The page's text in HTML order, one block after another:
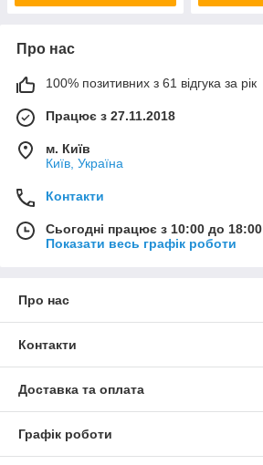
Про нас
100% позитивних з 61 відгука за рік
Працює з 27.11.2018
м. Київ
Київ, Україна
Контакти
Сьогодні працює з 10:00 до 18:00
Показати весь графік роботи
Про нас
Контакти
Доставка та оплата
Графік роботи